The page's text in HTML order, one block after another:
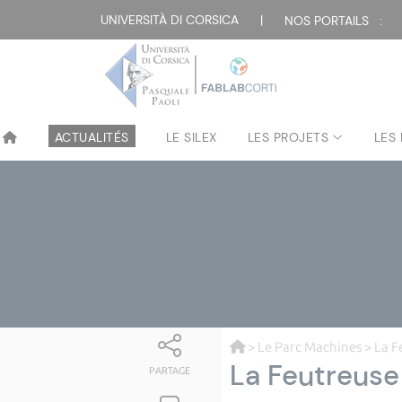
UNIVERSITÀ DI CORSICA | NOS PORTAILS :
ACTUALITÉS LE SILEX LES PROJETS LES
PARTAGE
> Le Parc Machines > La
La Feutreuse